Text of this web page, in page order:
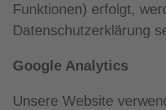
Funktionen) erfolgt,
Datenschutzerklärung
Google Analytics
Unsere Website